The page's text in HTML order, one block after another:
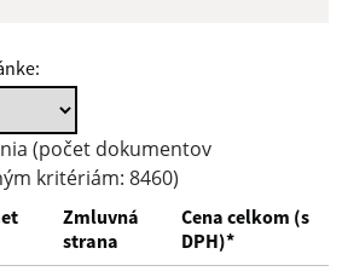
(počet dokumentov
kritériám: 8460)
Zmluvná
strana
Cena celkom (s
DPH)*